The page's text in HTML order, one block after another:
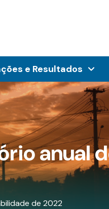
e Resultados
anual
de 2022